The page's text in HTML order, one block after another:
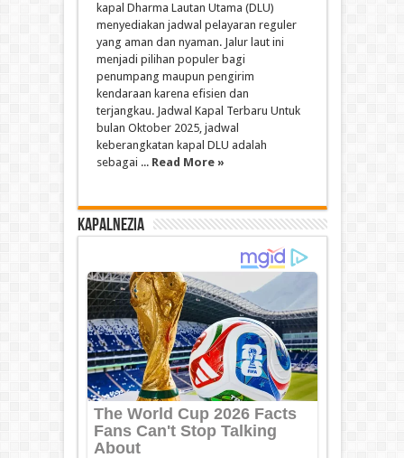
kapal Dharma Lautan Utama (DLU)
menyediakan jadwal pelayaran reguler
yang aman dan nyaman. Jalur laut ini
menjadi pilihan populer bagi
penumpang maupun pengirim
kendaraan karena efisien dan
terjangkau. Jadwal Kapal Terbaru Untuk
bulan Oktober 2025, jadwal
keberangkatan kapal DLU adalah
sebagai ... Read More »
Kapalnezia